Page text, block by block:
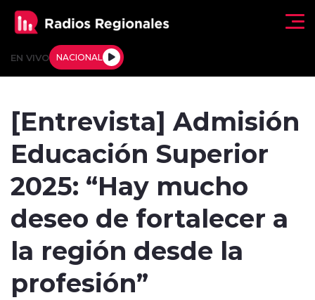
EN VIVO NACIONAL
Internacional
Regiones al Aire
[Entrevista] Admisión
Educación Superior
2025: “Hay mucho
deseo de fortalecer a
la región desde la
profesión”